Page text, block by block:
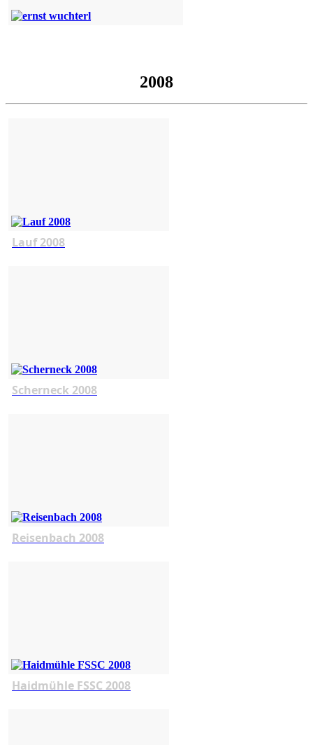
2008
Lauf 2008
Scherneck 2008
Reisenbach 2008
Haidmühle FSSC 2008